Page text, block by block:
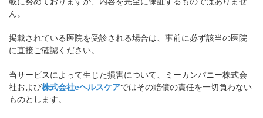
ん。
掲載されている医院を受診される場合は、事前に必ず該当の医院
に直接ご確認ください。
当サービスによって生じた損害について、ミーカンパニー株式会
社および株式会社eヘルスケアではその賠償の責任を一切負わない
ものとします。